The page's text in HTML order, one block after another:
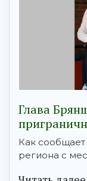
Глава
Как сообщает
региона с